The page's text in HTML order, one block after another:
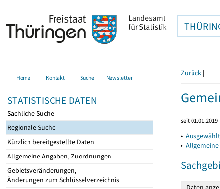
Home Kontakt Suche Newsletter
STATISTISCHE DATEN
Sachliche Suche
Regionale Suche
Kürzlich bereitgestellte Daten
Allgemeine Angaben, Zuordnungen
Gebietsveränderungen,
Änderungen zum Schlüsselverzeichnis
Zurück |
seit 01.01.2019
▸
▸